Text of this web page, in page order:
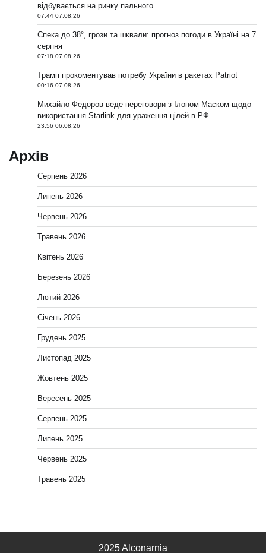
відбувається на ринку пального
07:44 07.08.26
Спека до 38°, грози та шквали: прогноз погоди в Україні на 7
серпня
07:18 07.08.26
Трамп прокоментував потребу України в ракетах Patriot
00:16 07.08.26
Михайло Федоров веде переговори з Ілоном Маском щодо
використання Starlink для ураження цілей в РФ
23:56 06.08.26
Архів
Серпень 2026
Липень 2026
Червень 2026
Травень 2026
Квітень 2026
Березень 2026
Лютий 2026
Січень 2026
Грудень 2025
Листопад 2025
Жовтень 2025
Вересень 2025
Серпень 2025
Липень 2025
Червень 2025
Травень 2025
2025 Alconarnia